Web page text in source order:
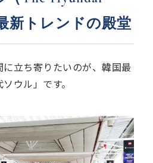
新トレンドの殿堂
立ち寄りたいのが、韓国最
ウル」です。